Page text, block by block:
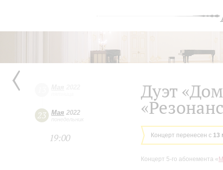
23 Мая 2022
понедельник
19:00
Дуэт
Концерт перенесен с 13
Концерт 5-го абонемента «